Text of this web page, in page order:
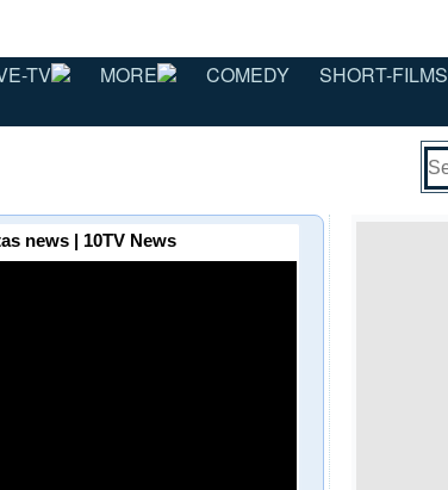
TV MORE COMEDY SHORT-FILMS
news | 10TV News